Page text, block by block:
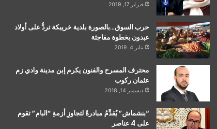
فبراير 17, 2019
حرب السوق…بالصورة بلدية خريبكة تردُّ على أولاد
عبدون بخطوة مفاجئة
يناير 4, 2019
محترف المسرح والفنون يكرم إبن مدينة وادي زم
عثمان ركوب
ديسمبر 14, 2018
“بنشماش” يُقدِّمُ مبادرةً لتجاوزِ أزمةِ “البام” تقوم
على 4 عناصر